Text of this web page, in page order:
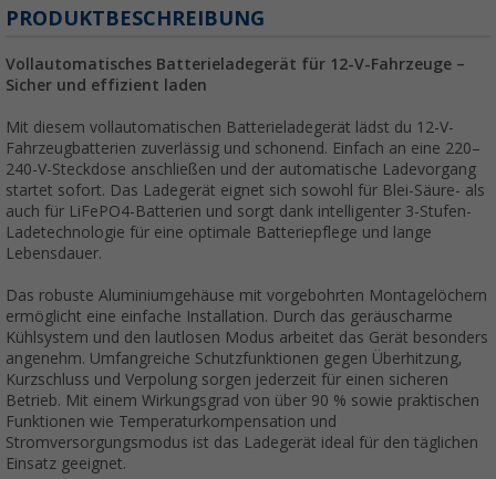
PRODUKTBESCHREIBUNG
Vollautomatisches Batterieladegerät für 12-V-Fahrzeuge –
Sicher und effizient laden
Mit diesem vollautomatischen Batterieladegerät lädst du 12-V-
Fahrzeugbatterien zuverlässig und schonend. Einfach an eine 220–
240-V-Steckdose anschließen und der automatische Ladevorgang
startet sofort. Das Ladegerät eignet sich sowohl für Blei-Säure- als
auch für LiFePO4-Batterien und sorgt dank intelligenter 3-Stufen-
Ladetechnologie für eine optimale Batteriepflege und lange
Lebensdauer.
Das robuste Aluminiumgehäuse mit vorgebohrten Montagelöchern
ermöglicht eine einfache Installation. Durch das geräuscharme
Kühlsystem und den lautlosen Modus arbeitet das Gerät besonders
angenehm. Umfangreiche Schutzfunktionen gegen Überhitzung,
Kurzschluss und Verpolung sorgen jederzeit für einen sicheren
Betrieb. Mit einem Wirkungsgrad von über 90 % sowie praktischen
Funktionen wie Temperaturkompensation und
Stromversorgungsmodus ist das Ladegerät ideal für den täglichen
Einsatz geeignet.